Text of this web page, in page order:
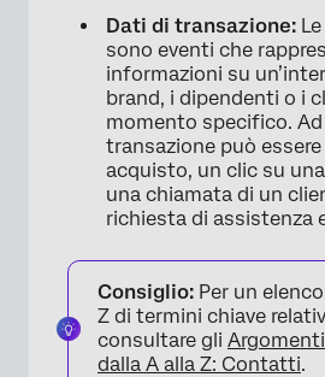
Dati di transazione:
sono eventi che
informazioni su
brand, i dipendenti o i
momento specifico.
transazione può
acquisto, un clic su
una chiamata di un
richiesta di assistenza
Consiglio: Per un
Z di termini chiave
consultare gli
dalla A alla Z: Contatti.